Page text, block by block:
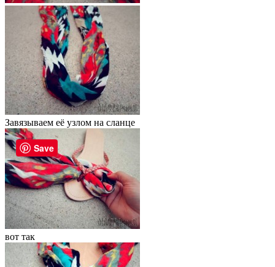
Завязываем её узлом на сланце
вот так
Save